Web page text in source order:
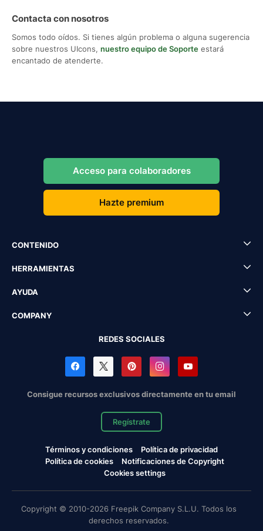
Contacta con nosotros
Somos todo oídos. Si tienes algún problema o alguna sugerencia
sobre nuestros UIcons, nuestro equipo de Soporte estará
encantado de atenderte.
Acceso para colaboradores
Hazte premium
CONTENIDO
HERRAMIENTAS
AYUDA
COMPANY
REDES SOCIALES
Consigue recursos exclusivos directamente en tu email
Regístrate
Términos y condiciones
Política de privacidad
Política de cookies
Notificaciones de Copyright
Cookies settings
Copyright © 2010-2026 Freepik Company S.L.U. Todos los
derechos reservados.